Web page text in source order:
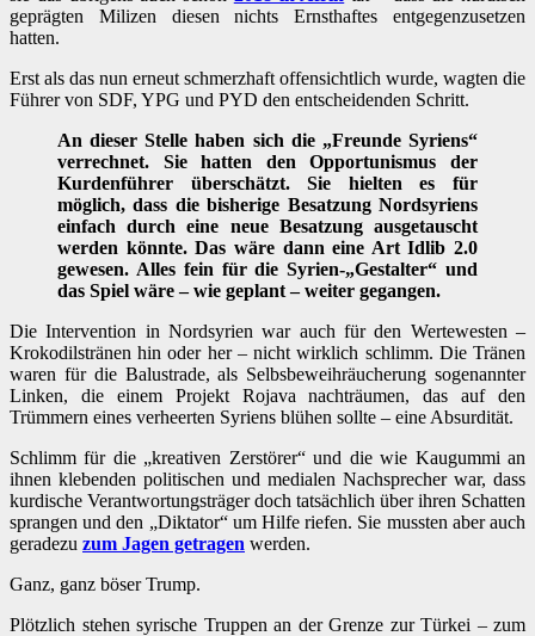
geprägten Milizen diesen nichts Ernsthaftes entgegenzusetzen
hatten.
Erst als das nun erneut schmerzhaft offensichtlich wurde, wagten die
Führer von SDF, YPG und PYD den entscheidenden Schritt.
An dieser Stelle haben sich die „Freunde Syriens“
verrechnet. Sie hatten den Opportunismus der
Kurdenführer überschätzt. Sie hielten es für
möglich, dass die bisherige Besatzung Nordsyriens
einfach durch eine neue Besatzung ausgetauscht
werden könnte. Das wäre dann eine Art Idlib 2.0
gewesen. Alles fein für die Syrien-„Gestalter“ und
das Spiel wäre – wie geplant – weiter gegangen.
Die Intervention in Nordsyrien war auch für den Wertewesten –
Krokodilstränen hin oder her – nicht wirklich schlimm. Die Tränen
waren für die Balustrade, als Selbsbeweihräucherung sogenannter
Linken, die einem Projekt Rojava nachträumen, das auf den
Trümmern eines verheerten Syriens blühen sollte – eine Absurdität.
Schlimm für die „kreativen Zerstörer“ und die wie Kaugummi an
ihnen klebenden politischen und medialen Nachsprecher war, dass
kurdische Verantwortungsträger doch tatsächlich über ihren Schatten
sprangen und den „Diktator“ um Hilfe riefen. Sie mussten aber auch
geradezu zum Jagen getragen werden.
Ganz, ganz böser Trump.
Plötzlich stehen syrische Truppen an der Grenze zur Türkei – zum